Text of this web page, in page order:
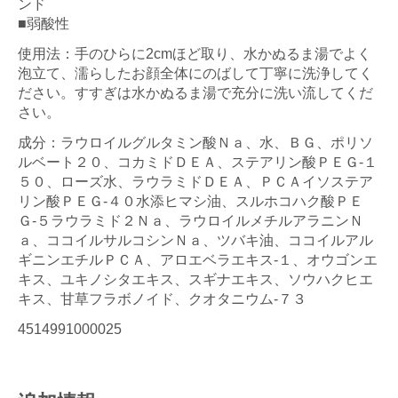
ンド
■弱酸性
使用法：手のひらに2cmほど取り、水かぬるま湯でよく
泡立て、濡らしたお顔全体にのばして丁寧に洗浄してく
ださい。すすぎは水かぬるま湯で充分に洗い流してくだ
さい。
成分：ラウロイルグルタミン酸Ｎａ、水、ＢＧ、ポリソ
ルベート２０、コカミドＤＥＡ、ステアリン酸ＰＥＧ-１
５０、ローズ水、ラウラミドＤＥＡ、ＰＣＡイソステア
リン酸ＰＥＧ-４０水添ヒマシ油、スルホコハク酸ＰＥ
Ｇ-５ラウラミド２Ｎａ、ラウロイルメチルアラニンＮ
ａ、ココイルサルコシンＮａ、ツバキ油、ココイルアル
ギニンエチルＰＣＡ、アロエベラエキス-１、オウゴンエ
キス、ユキノシタエキス、スギナエキス、ソウハクヒエ
キス、甘草フラボノイド、クオタニウム-７３
4514991000025